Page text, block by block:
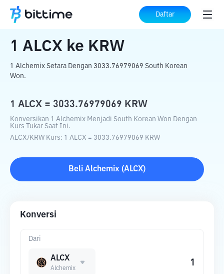
Daftar
Beranda Konverter Kripto ke KRW
1 ALCX ke KRW
1 Alchemix Setara Dengan 3033.76979069 South Korean
Won.
1 ALCX = 3033.76979069 KRW
Konversikan 1 Alchemix Menjadi South Korean Won Dengan
Kurs Tukar Saat Ini.
ALCX/KRW Kurs: 1 ALCX = 3033.76979069 KRW
Beli Alchemix (ALCX)
Konversi
Dari
ALCX
Alchemix